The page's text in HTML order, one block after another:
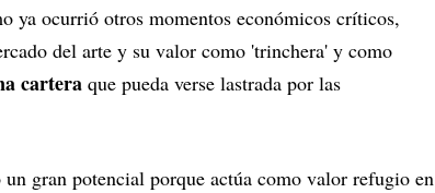
ya ocurrió otros momentos económicos críticos,
del arte y su valor como 'trinchera' y como
cartera que pueda verse lastrada por las
gran potencial porque actúa como valor refugio en